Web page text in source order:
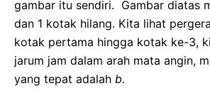
gambar itu sendiri. Gambar diatas
dan 1 kotak hilang. Kita lihat
kotak pertama hingga kotak ke-3,
jarum jam dalam arah mata angin,
yang tepat adalah b.